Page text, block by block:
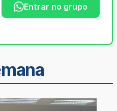
Entrar no grupo